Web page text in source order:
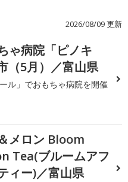
2026/08/09 更新
ゃ病院「ピノキ
（5月）／富山県
ル」でおもちゃ病院を開催
メロン Bloom
Tea(ブルームアフ
ィー)／富山県